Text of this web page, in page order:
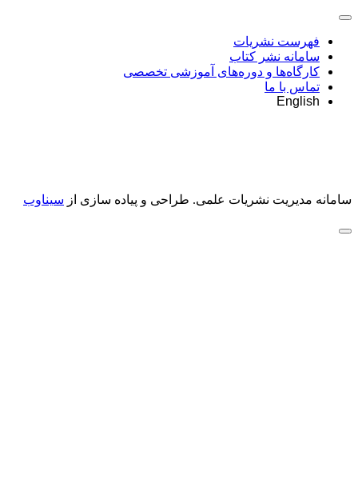
فهرست نشریات
سامانه نشر کتاب
کارگاه‌ها و دوره‌های آموزشی تخصصی
تماس با ما
English
سامانه مدیریت نشریات علمی. طراحی و پیاده سازی از سیناوب